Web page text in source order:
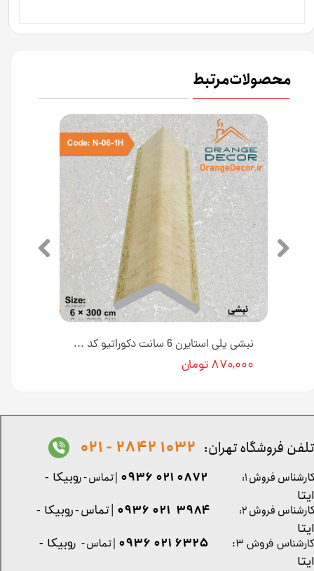
محصولات مرتبط
نبشی پلی استایرن 6 سانت دکوراتیو کد N-06-1H طول ۳ متر [انبار تهران]
۸۷۰,۰۰۰ تومان
کارشناس فروش ۳: ۶۳۲۵ ۰۲۱ ۰۹۳۶ | تماس - روبیکا -
ایتا
تلفن فروشگاه تهران: 1032 2842 - 021
کارشناس فروش ۱: 0872 021 0936 | تماس - روبیکا -
ایتا
کارشناس فروش ۲:
۳۹۸۴ ۰۲۱ ۰۹۳۶ | تماس - روبیکا -
ایتا